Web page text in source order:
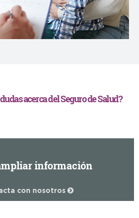
acerca del Seguro de Salud?
con nosotros
información